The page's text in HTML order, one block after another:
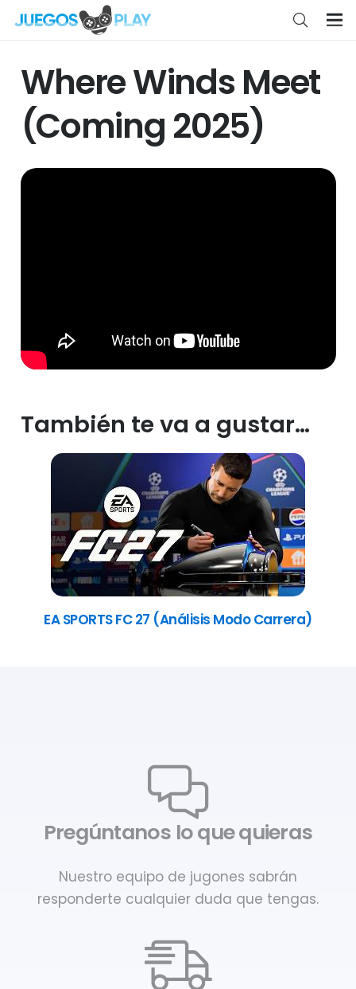
Where Winds Meet
(Coming 2025)
También te va a gustar…
EA SPORTS FC 27 (Análisis Modo Carrera)
Pregúntanos lo que quieras
Nuestro equipo de jugones sabrán
responderte cualquier duda que tengas.